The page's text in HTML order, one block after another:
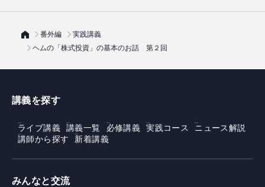
番外編
実践講義
ヘムの「株式投資」の基本のお話 第２回
講義を探す
ライブ講義 講義一覧 必修講義 実践コース
ニュース解説
講師から探す
新着講義
みんなと交流